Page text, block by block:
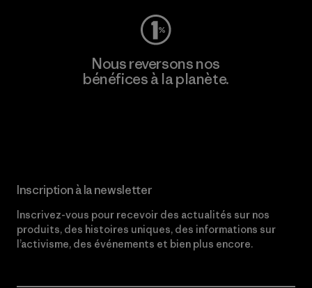
Nous reversons nos
bénéfices à la planète.
Inscription à la newsletter
Inscrivez-vous pour recevoir des actualités sur nos
produits, des histoires uniques, des informations sur
l’activisme, des événements et bien plus encore.